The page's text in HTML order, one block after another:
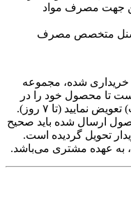
جهت مصرف مواد
متخصص مصرف
شده، مجموعه
تا محصول خود را در
صورت خارج ننمودن از بسته‌بندی (پلمپ) تعویض نمایید (تا ۷ روز).
ارسال شده باید صحیح
تحویل گردیده است.
به عهده مشتری می‌باشد.